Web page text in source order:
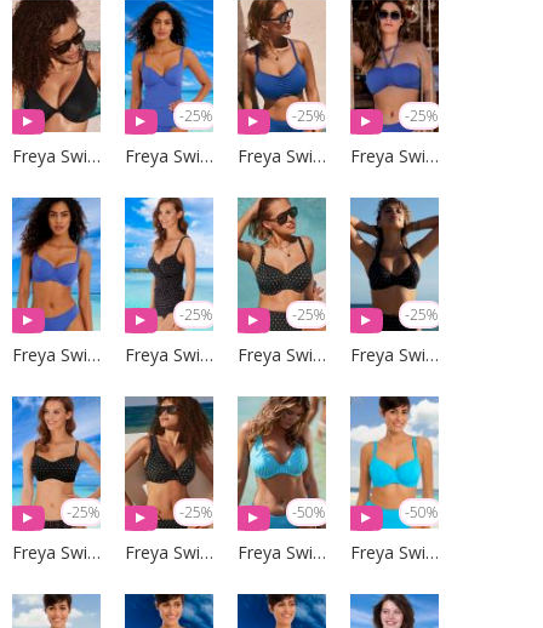
Freya Swim
-25%
Freya Swim
-25%
Freya Swim
-25%
Freya Swim
Freya Swim
-25%
Freya Swim
-25%
Freya Swim
-25%
Freya Swim
-25%
Freya Swim
-25%
Freya Swim
-50%
Freya Swim
-50%
Freya Swim